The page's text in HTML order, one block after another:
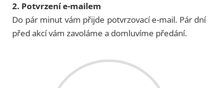
2. Potvrzení e-mailem
Do pár minut vám přijde potvrzovací e-mail. Pár dní
před akcí vám zavoláme a domluvíme předání.